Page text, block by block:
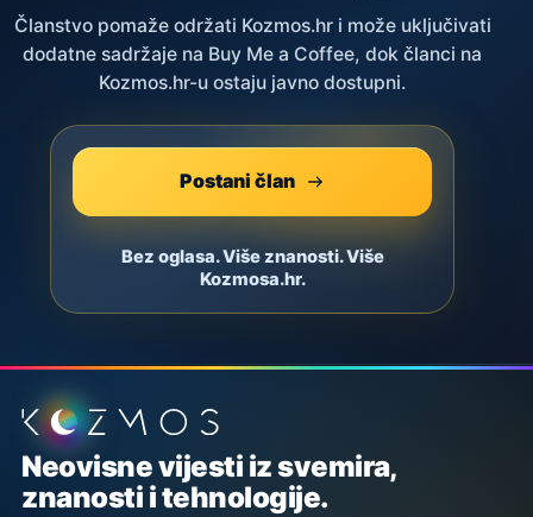
Članstvo pomaže održati Kozmos.hr i može uključivati
dodatne sadržaje na Buy Me a Coffee, dok članci na
Kozmos.hr-u ostaju javno dostupni.
Postani član
Bez oglasa. Više znanosti. Više
Kozmosa.hr.
Podnožje stranice
Neovisne vijesti iz svemira,
znanosti i tehnologije.